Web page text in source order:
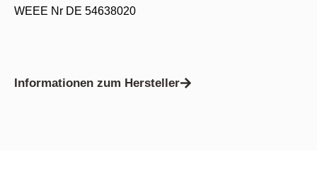
WEEE Nr DE 54638020
Informationen zum Hersteller